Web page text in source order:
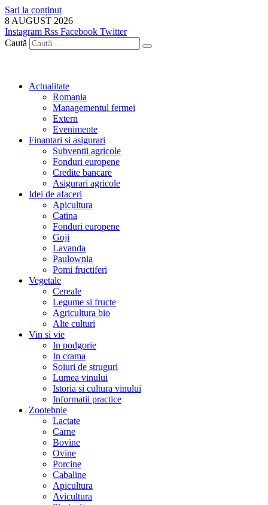
Sari la conținut
8 AUGUST 2026
Instagram Rss Facebook Twitter
Caută
Actualitate
Romania
Managementul fermei
Extern
Evenimente
Finantari si asigurari
Subventii agricole
Fonduri europene
Credite bancare
Asigurari agricole
Idei de afaceri
Apicultura
Catina
Fonduri europene
Goji
Lavanda
Paulownia
Pomi fructiferi
Vegetale
Cereale
Legume si fructe
Agricultura bio
Alte culturi
Vin si vie
In podgorie
In crama
Soiuri de struguri
Lumea vinului
Istoria si cultura vinului
Informatii practice
Zootehnie
Lactate
Carne
Bovine
Ovine
Porcine
Cabaline
Apicultura
Avicultura